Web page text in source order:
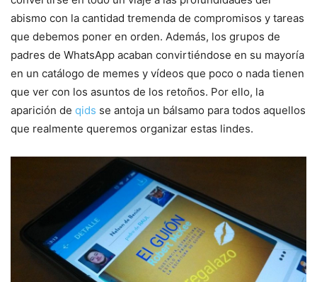
abismo con la cantidad tremenda de compromisos y tareas
que debemos poner en orden. Además, los grupos de
padres de WhatsApp acaban convirtiéndose en su mayoría
en un catálogo de memes y vídeos que poco o nada tienen
que ver con los asuntos de los retoños. Por ello, la
aparición de qids se antoja un bálsamo para todos aquellos
que realmente queremos organizar estas lindes.